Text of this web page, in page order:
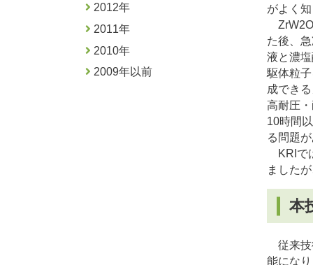
がよく
ZrW2O
た後、
液と濃
駆体粒
成でき
高耐圧
10時間
る問題
KRIで
ました
本
従来技
能にな
2012年
2011年
2010年
2009年以前